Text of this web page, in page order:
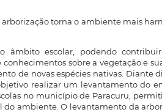
arborização torna o ambiente mais
âmbito escolar, podendo
conhecimentos sobre a vegetação e
de novas espécies nativas. Diante
realizar um levantamento do
no município de Paracuru,
do ambiente. O levantamento da